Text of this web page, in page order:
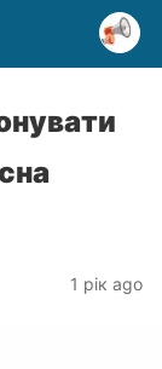
1 рік ago